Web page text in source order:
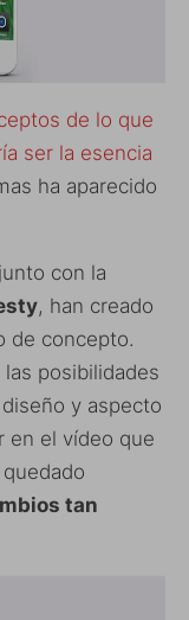
de lo que
ser la esencia
ha aparecido
con la
, han creado
de concepto.
posibilidades
y aspecto
en el vídeo que
tan